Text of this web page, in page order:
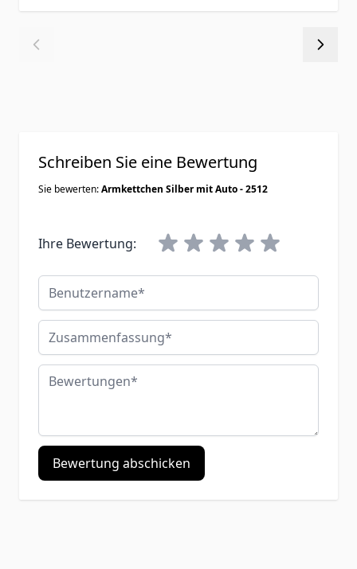
Schreiben Sie eine Bewertung
Sie bewerten:Armkettchen Silber mit Auto - 2512
Ihre Bewertung:
Benutzername
Zusammenfassung
Bewertungen
Bewertung abschicken